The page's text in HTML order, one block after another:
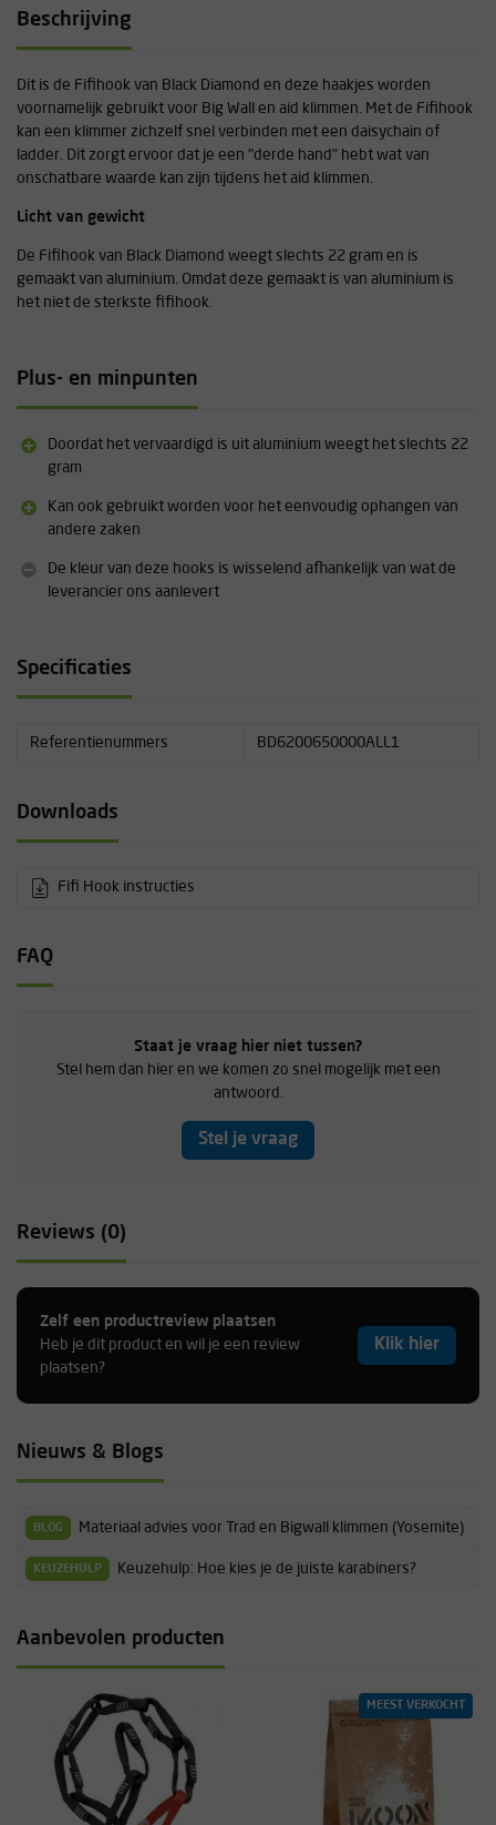
Beschrijving
Dit is de Fifihook van Black Diamond en deze haakjes worden
voornamelijk gebruikt voor Big Wall en aid klimmen. Met de Fifihook
kan een klimmer zichzelf snel verbinden met een daisychain of
ladder. Dit zorgt ervoor dat je een "derde hand" hebt wat van
onschatbare waarde kan zijn tijdens het aid klimmen.
Licht van gewicht
De Fifihook van Black Diamond weegt slechts 22 gram en is
gemaakt van aluminium. Omdat deze gemaakt is van aluminium is
het niet de sterkste fifihook.
Plus- en minpunten
Doordat het vervaardigd is uit aluminium weegt het slechts 22
gram
Kan ook gebruikt worden voor het eenvoudig ophangen van
andere zaken
De kleur van deze hooks is wisselend afhankelijk van wat de
leverancier ons aanlevert
Specificaties
Referentienummers BD6200650000ALL1
Downloads
Fifi Hook instructies
FAQ
Staat je vraag hier niet tussen?
Stel hem dan hier en we komen zo snel mogelijk met een
antwoord.
Stel je vraag
Reviews (0)
Zelf een productreview plaatsen
Heb je dit product en wil je een review
plaatsen?
Klik hier
Nieuws & Blogs
BLOG Materiaal advies voor Trad en Bigwall klimmen (Yosemite)
KEUZEHULP Keuzehulp: Hoe kies je de juiste karabiners?
Aanbevolen producten
MEEST VERKOCHT